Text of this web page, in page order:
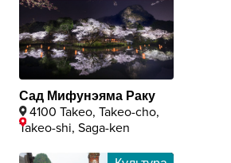
Сад Мифунэяма Раку
4100 Takeo, Takeo-cho,
Takeo-shi, Saga-ken